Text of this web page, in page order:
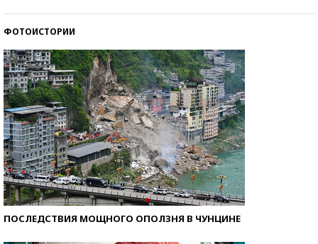
ФОТОИСТОРИИ
ПОСЛЕДСТВИЯ МОЩНОГО ОПОЛЗНЯ В ЧУНЦИНЕ